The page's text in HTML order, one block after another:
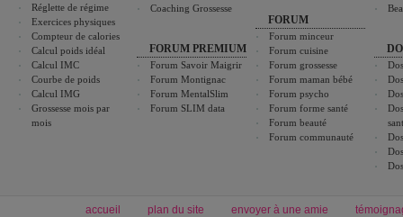
Réglette de régime
Exercices physiques
Compteur de calories
Calcul poids idéal
Calcul IMC
Courbe de poids
Calcul IMG
Grossesse mois par
mois
Coaching Grossesse
FORUM PREMIUM
Forum Savoir Maigrir
Forum Montignac
Forum MentalSlim
Forum SLIM data
FORUM
Forum minceur
Forum cuisine
Forum grossesse
Forum maman bébé
Forum psycho
Forum forme santé
Forum beauté
Forum communauté
accueil plan du site envoyer à une amie